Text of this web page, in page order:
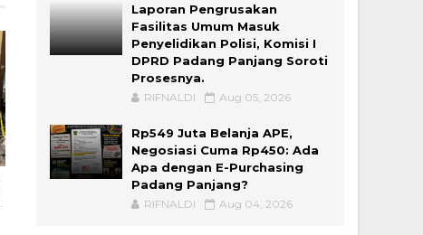
Laporan Pengrusakan
Fasilitas Umum Masuk
Penyelidikan Polisi, Komisi I
DPRD Padang Panjang Soroti
Prosesnya.
RIFNALDI Aug 05, 2026
Rp549 Juta Belanja APE,
Negosiasi Cuma Rp450: Ada
Apa dengan E-Purchasing
Padang Panjang?
RIFNALDI Aug 04, 2026